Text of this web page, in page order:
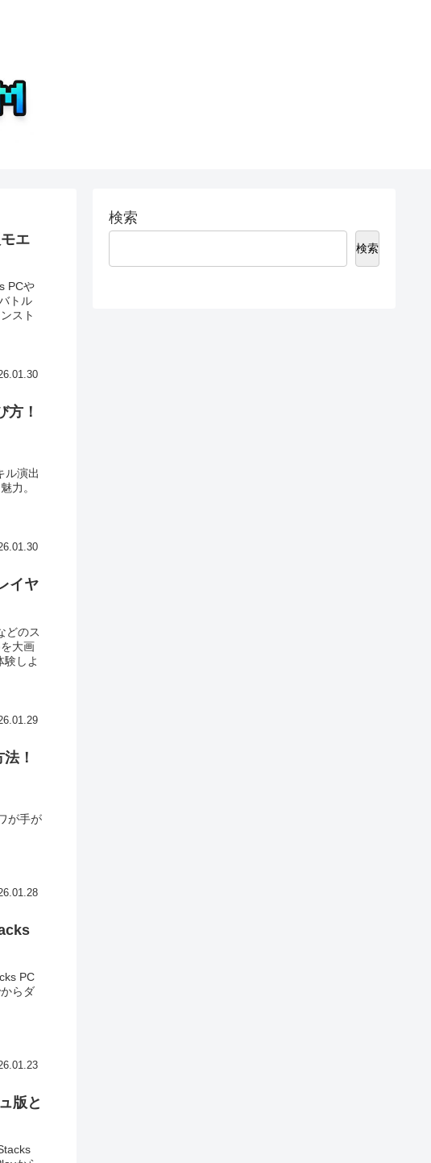
エ
PCや
トル
スト
方！
ル演出
力。
イヤ
どのス
大画
験しよ
！
が手が
PC
らダ
版と
検索
検索